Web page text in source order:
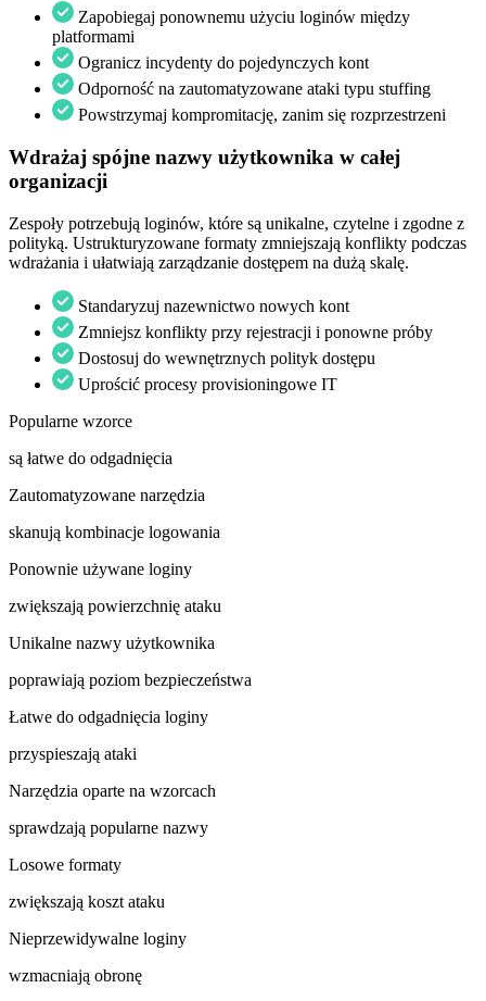
Zapobiegaj ponownemu użyciu loginów między
platformami
Ogranicz incydenty do pojedynczych kont
Odporność na zautomatyzowane ataki typu stuffing
Powstrzymaj kompromitację, zanim się rozprzestrzeni
Wdrażaj spójne nazwy użytkownika w całej
organizacji
Zespoły potrzebują loginów, które są unikalne, czytelne i zgodne z
polityką. Ustrukturyzowane formaty zmniejszają konflikty podczas
wdrażania i ułatwiają zarządzanie dostępem na dużą skalę.
Standaryzuj nazewnictwo nowych kont
Zmniejsz konflikty przy rejestracji i ponowne próby
Dostosuj do wewnętrznych polityk dostępu
Uprościć procesy provisioningowe IT
Popularne wzorce
są łatwe do odgadnięcia
Zautomatyzowane narzędzia
skanują kombinacje logowania
Ponownie używane loginy
zwiększają powierzchnię ataku
Unikalne nazwy użytkownika
poprawiają poziom bezpieczeństwa
Łatwe do odgadnięcia loginy
przyspieszają ataki
Narzędzia oparte na wzorcach
sprawdzają popularne nazwy
Losowe formaty
zwiększają koszt ataku
Nieprzewidywalne loginy
wzmacniają obronę